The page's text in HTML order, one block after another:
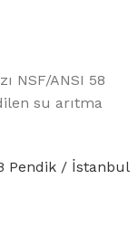
NSF/ANSI 58
su arıtma
Pendik / İstanbul